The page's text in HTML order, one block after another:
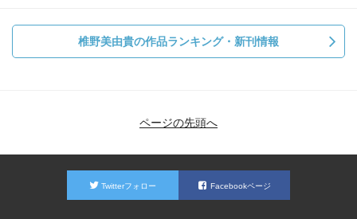
椎野美由貴の作品ランキング・新刊情報
ページの先頭へ
Twitterフォロー Facebookページ